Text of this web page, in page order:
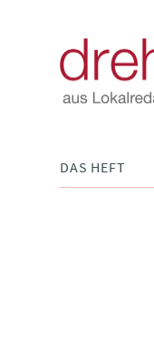
DAS HEFT